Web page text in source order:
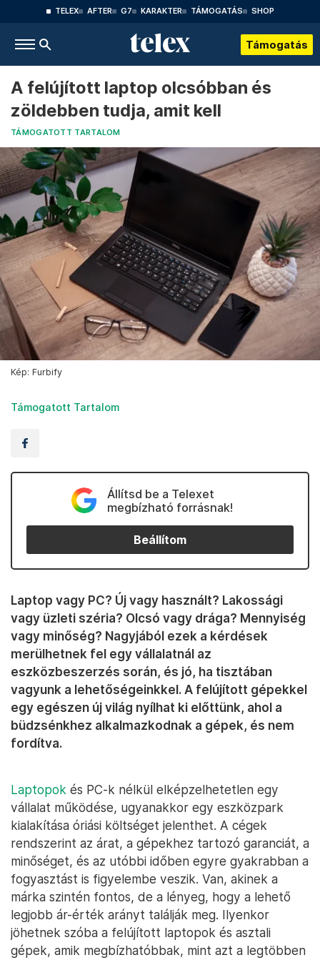
TELEX AFTER G7 KARAKTER TÁMOGATÁS SHOP
Támogatás
A felújított laptop olcsóbban és
zöldebben tudja, amit kell
TÁMOGATOTT TARTALOM
Kép: Furbify
Támogatott Tartalom
Állítsd be a Telexet
megbízható forrásnak!
Beállítom
Laptop vagy PC? Új vagy használt? Lakossági
vagy üzleti széria? Olcsó vagy drága? Mennyiség
vagy minőség? Nagyjából ezek a kérdések
merülhetnek fel egy vállalatnál az
eszközbeszerzés során, és jó, ha tisztában
vagyunk a lehetőségeinkkel. A felújított gépekkel
egy egészen új világ nyílhat ki előttünk, ahol a
büdzsénkhez alkalmazkodnak a gépek, és nem
fordítva.
Laptopok és PC-k nélkül elképzelhetetlen egy
vállalat működése, ugyanakkor egy eszközpark
kialakítása óriási költséget jelenthet. A cégek
rendszerint az árat, a gépekhez tartozó garanciát, a
minőséget, és az utóbbi időben egyre gyakrabban a
fogyasztást is figyelembe veszik. Van, akinek a
márka szintén fontos, de a lényeg, hogy a lehető
legjobb ár-érték arányt találják meg. Ilyenkor
jöhetnek szóba a felújított laptopok és asztali
gépek, amik megbízhatóbbak, mint azt a legtöbben